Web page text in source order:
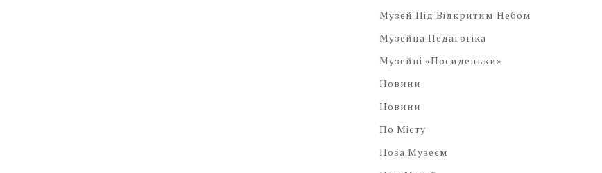
Музей Під Відкритим Небом
Музейна Педагогіка
Музейні «посиденьки»
Новини
Новини
По Місту
Поза Музеєм